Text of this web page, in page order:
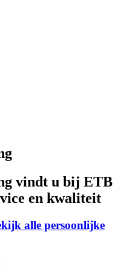
vindt u bij ETB
en kwaliteit
alle persoonlijke